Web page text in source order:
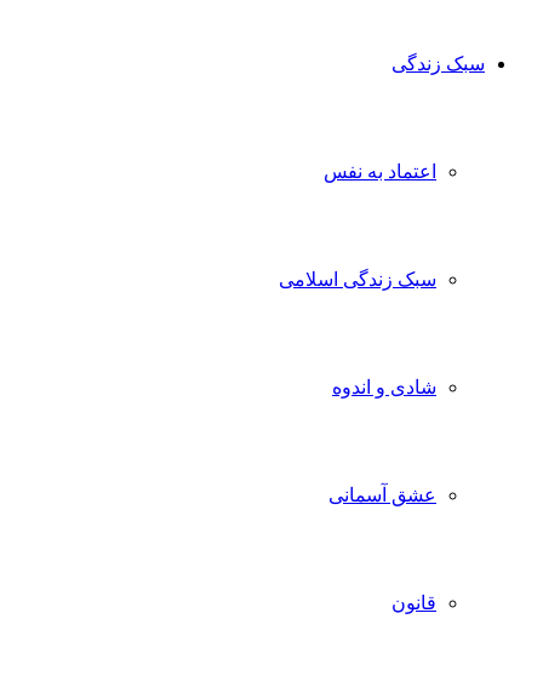
سبک زندگی
اعتماد به نفس
سبک زندگی اسلامی
شادی و اندوه
عشق آسمانی
قانون